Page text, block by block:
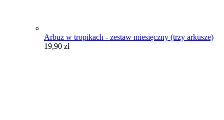
Arbuz w tropikach - zestaw miesięczny (trzy arkusze)
19,90 zł